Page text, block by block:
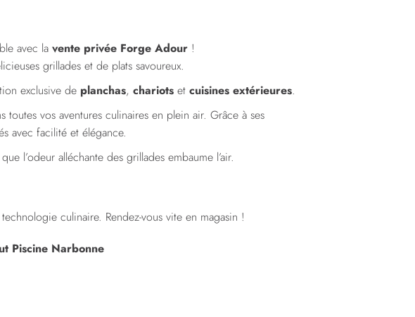
avec la vente privée Forge Adour !
grillades et de plats savoureux.
exclusive de planchas, chariots et cuisines extérieures.
vos aventures culinaires en plein air. Grâce à ses
avec facilité et élégance.
l’odeur alléchante des grillades embaume l’air.
culinaire. Rendez-vous vite en magasin !
Piscine Narbonne